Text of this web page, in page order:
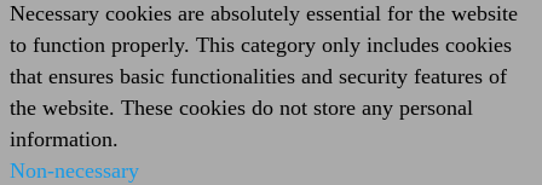
Necessary cookies are absolutely essential for the website
to function properly. This category only includes cookies
that ensures basic functionalities and security features of
the website. These cookies do not store any personal
information.
Non-necessary